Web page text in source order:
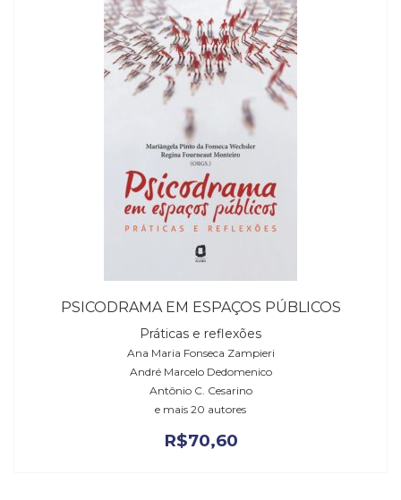
PSICODRAMA EM ESPAÇOS PÚBLICOS
Práticas e reflexões
Ana Maria Fonseca Zampieri
André Marcelo Dedomenico
Antônio C. Cesarino
e mais 20 autores
R$70,60